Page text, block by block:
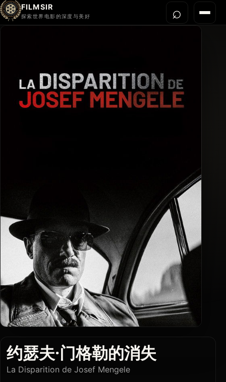
FILMSIR
探索世界电影的深度与美好 菜单
世界电影节
导演宇宙
⌕打开
约瑟夫·门格勒的消失
La Disparition de Josef Mengele